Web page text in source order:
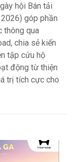
hội Bán tải
góp phần
thông qua
chia sẻ kiến
tập cứu hộ
động từ thiện
trị tích cực cho